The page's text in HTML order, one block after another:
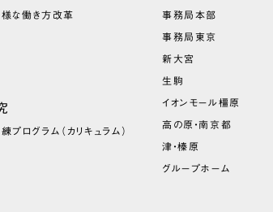
な働き方改革
プログラム （カリキュラム）
事務局本部
事務局東京
新大宮
生駒
イオンモール橿原
高の原・南京都
津・榛原
グループホーム